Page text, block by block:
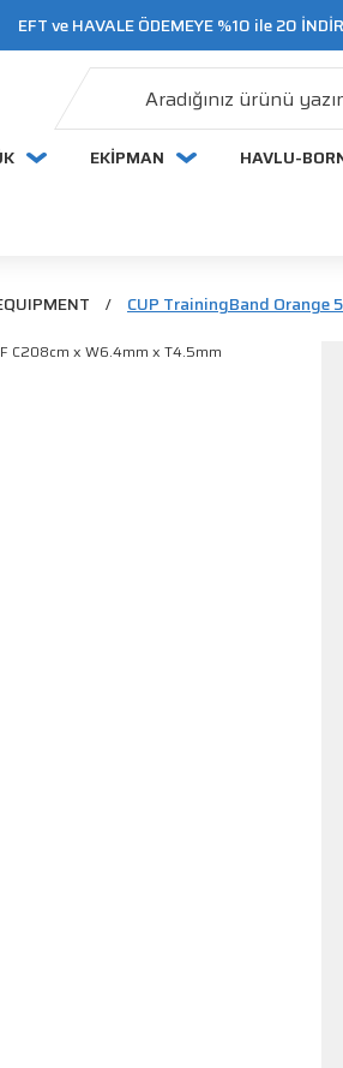
ve HAVALE ÖDEMEYE %10 ile 20
EKİPMAN HAVLU-
CUP TrainingBand Orange